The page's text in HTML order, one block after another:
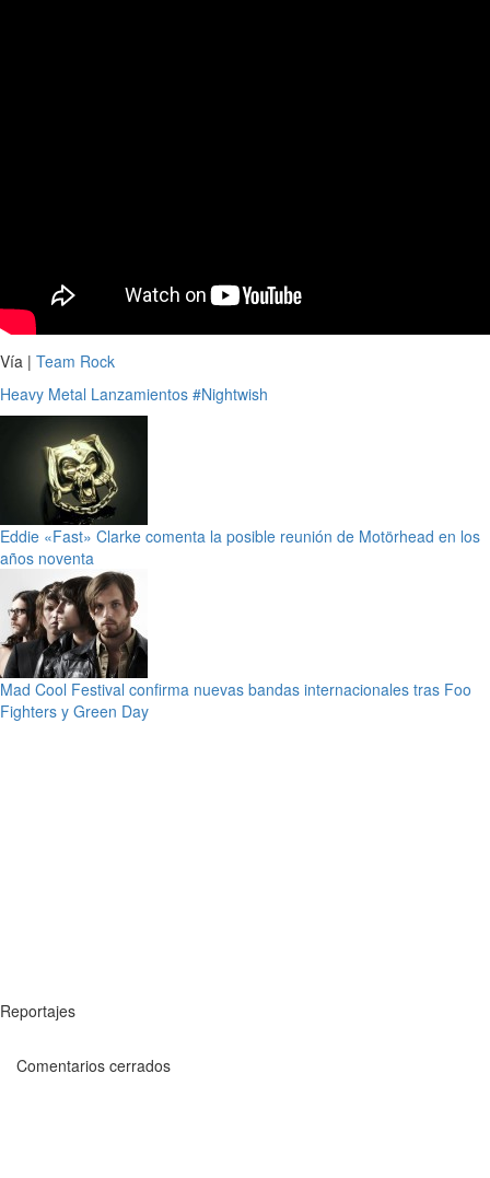
Vía | Team Rock
Heavy Metal Lanzamientos #Nightwish
Eddie «Fast» Clarke comenta la posible reunión de Motörhead en los
años noventa
Mad Cool Festival confirma nuevas bandas internacionales tras Foo
Fighters y Green Day
Reportajes
Comentarios cerrados